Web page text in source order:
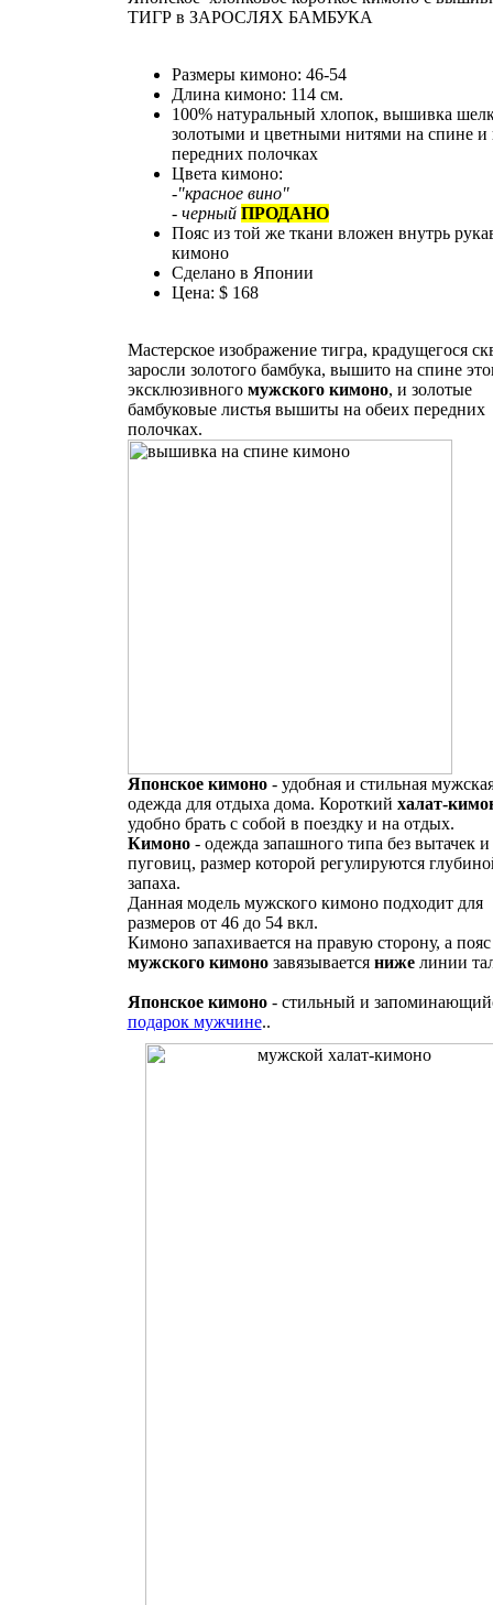
ТИГР в ЗАРОСЛЯХ БАМБУКА
Размеры кимоно: 46-54
Длина кимоно: 114 см.
100% натуральный хлопок, вышивка
золотыми и цветными нитями на спине и
передних полочках
Цвета кимоно:
-"красное вино"
- черный ПРОДАНО
Пояс из той же ткани вложен внутрь
кимоно
Сделано в Японии
Цена: $ 168
Мастерское изображение тигра, крадущегося
заросли золотого бамбука, вышито на спине
эксклюзивного мужского кимоно, и золотые
бамбуковые листья вышиты на обеих передних
полочках.
Японское кимоно- удобная и стильная
одежда для отдыха дома. Короткий халат-
удобно брать с собой в поездку и на отдых.
Кимоно- одежда запашного типа без вытачек и
пуговиц, размер которой регулируются
запаха.
Данная модель мужского кимоно подходит для
размеров от 46 до 54 вкл.
Кимоно запахивается на правую сторону, а пояс
мужского кимонозавязывается нижелинии
Японское кимоно- стильный и
подарок мужчине..